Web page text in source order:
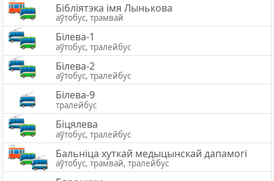
Бібліятэка імя Лынькова
аўтобус, трамвай
Білева-1
аўтобус, тралейбус
Білева-2
аўтобус, тралейбус
Білева-9
тралейбус
Біцялева
аўтобус, тралейбус
Бальніца хуткай медыцынскай дапамогі
аўтобус, трамвай, тралейбус